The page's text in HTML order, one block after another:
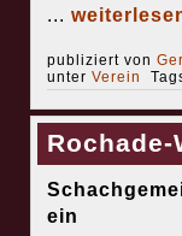
...
publiziert von
unter Verein
ein